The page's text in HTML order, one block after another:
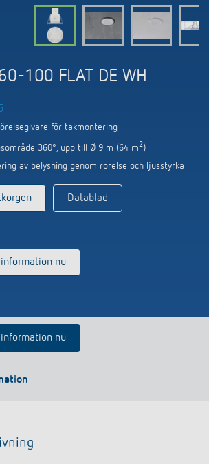
LED
Theben
karriär
försäljning
100 FLAT DE WH
för takmontering
360°, upp till Ø 9 m (64 m2)
av belysning genom rörelse och ljusstyrka
Datablad
nu
nu